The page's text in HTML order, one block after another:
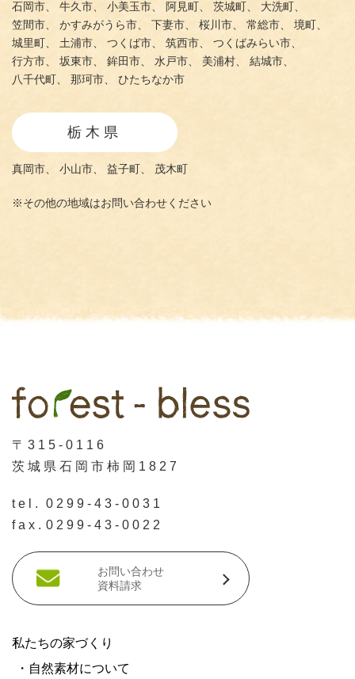
石岡市、 牛久市、 小美玉市、 阿見町、 茨城町、
大洗町、
笠間市、
かすみがうら市、 下妻市、 桜川市、 常総市、
境町、
城里町、
土浦市、 つくば市、 筑西市、
つくばみらい市、
行方市、
坂東市、 鉾田市、 水戸市、 美浦村、
結城市、
八千代町、
那珂市、 ひたちなか市
栃木県
真岡市、 小山市、 益子町、 茂木町
※その他の地域はお問い合わせください
〒315-0116
茨城県石岡市柿岡1827
tel.
0299-43-0031
fax. 0299-43-0022
お問い合わせ
資料請求
私たちの家づくり
・自然素材について